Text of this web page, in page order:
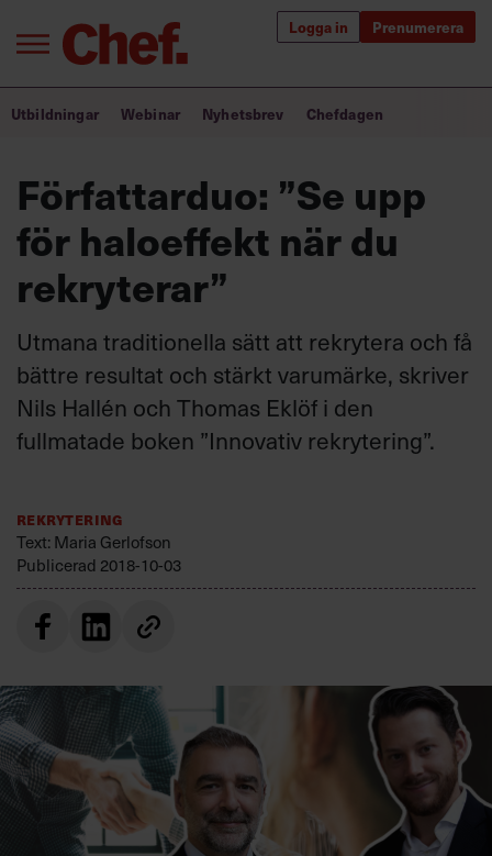
Logga in Prenumerera
Logga in
Annonsera
Om oss
personuppgiftsbehandling
efter:
Bra ledare förändrar världen
Utbildning för ledare
Chefakademin+
Populära utbildningar
Utbildningar Webinar Nyhetsbrev Chefdagen
Författarduo: ”Se upp
för haloeffekt när du
rekryterar”
Utmana traditionella sätt att rekrytera och få
bättre resultat och stärkt varumärke, skriver
Nils Hallén och Thomas Eklöf i den
fullmatade boken ”Innovativ rekrytering”.
Rekrytering
Text: Maria Gerlofson
Publicerad 2018-10-03